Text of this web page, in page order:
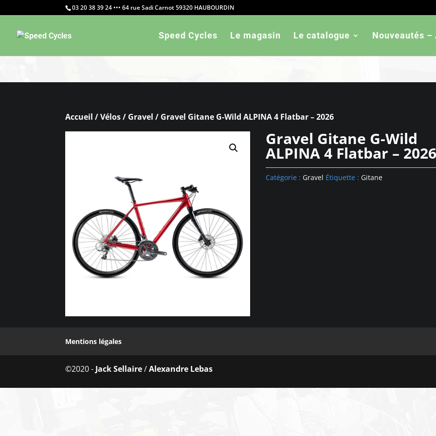
03 20 38 39 24 ••• 64 rue Sadi Carnot 59320 HAUBOURDIN
Speed Cycles Le magasin Le catalogue Nouveautés
Accueil /Vélos/ Gravel / Gravel Gitane G-Wild ALPINA 4 Flatbar – 2026
Gravel Gitane G-Wild
ALPINA 4 Flatbar –
Catégorie : Gravel Étiquette : Gitane
Mentions légales
©2020 - Jack Sellaire/Alexandre Lebas